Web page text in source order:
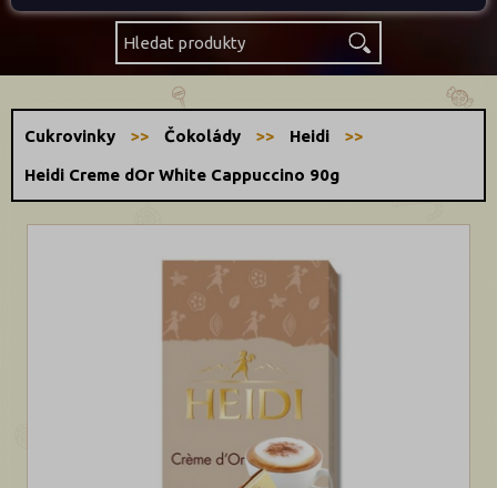
Cukrovinky Čokolády Heidi
Heidi Creme dOr White Cappuccino 90g